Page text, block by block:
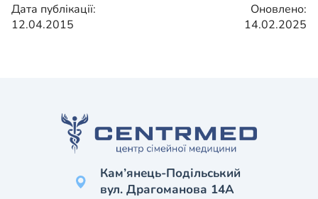
Дата публікації:
12.04.2015
Оновлено:
14.02.2025
Кам’янець-Подільський
вул. Драгоманова 14А